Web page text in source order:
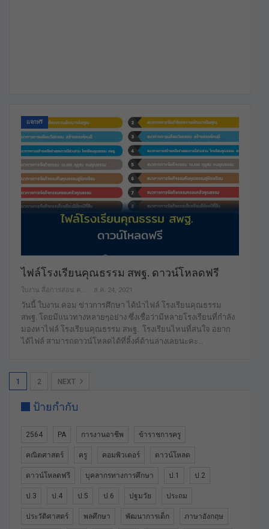
แจกฟรี
ไฟล์โรงเรียนคุณธรรม สพฐ. ดาวน์โหลดฟรี
ส.ค. 24, 2021
วันนี้ ใบงาน.คอม ข่าวการศึกษา ได้นำไฟล์ โรงเรียนคุณธรรม
สพฐ. โดยมีแนวทางหลายๆอย่าง ซึ่งเชื่อว่ามีหลายโรงเรียนที่กำลัง
มองหาไฟล์ โรงเรียนคุณธรรม สพฐ. โรงเรียนไหนที่สนใจ อยาก
ได้ไฟล์ สามารถดาวน์โหลดได้ที่ลิ้งค์ด้านล่างเลยนะคะ…
1 2 NEXT
ป้ายกำกับ
2564 PA การงานอาชีพ ข้าราชการครู
คณิตศาสตร์ ครู คอมพิวเตอร์ ดาวน์โหลด
ดาวน์โหลดฟรี บุคลากรทางการศึกษา ป.1 ป.2
ป.3 ป.4 ป.5 ป.6 ปฐมวัย ประถม
ประวัติศาสตร์ พลศึกษา พัฒนาการเด็ก ภาษาอังกฤษ